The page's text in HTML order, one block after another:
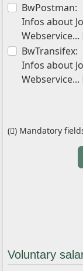
BwPostman:
Infos about
Webservice...
BwTransifex:
Infos about
Webservice...
( ) Mandatory
Voluntary